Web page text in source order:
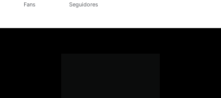
Fans Seguidores